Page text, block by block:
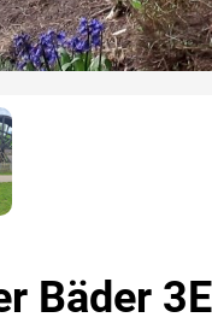
Bäder